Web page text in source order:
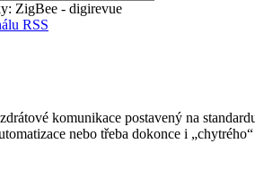
ZigBee - digirevue
RSS
komunikace postavený na
nebo třeba dokonce i